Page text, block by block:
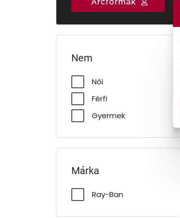
Nem
Női
Férfi
Gyermek
Márka
Ray-Ban